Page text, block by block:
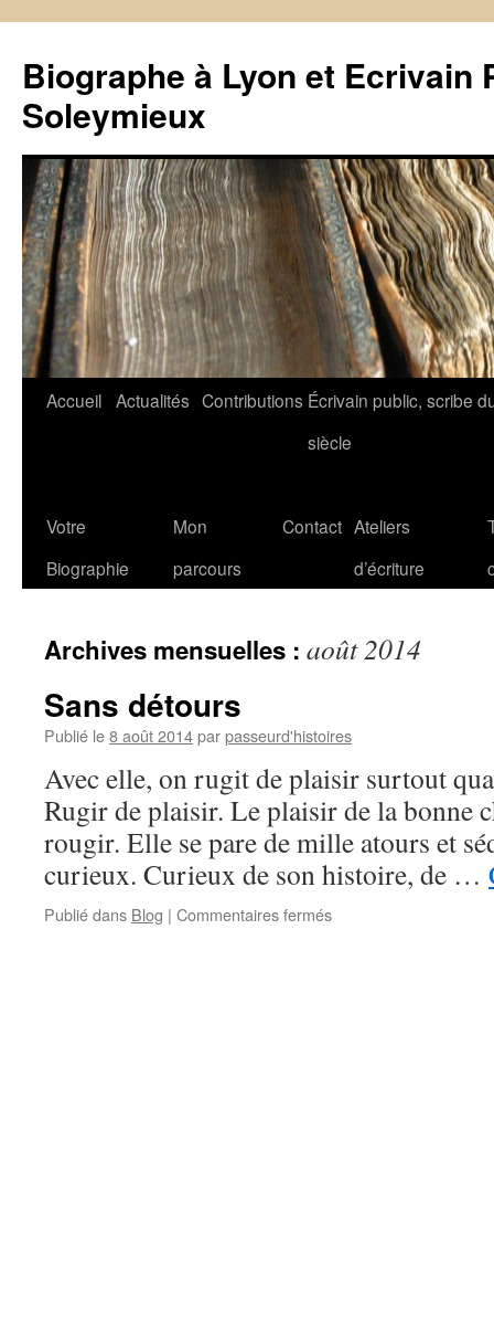
Biographe à Lyon et Ecrivain
Soleymieux
Aller
Accueil Actualités Contributions Écrivain public, scribe
siècle
Votre
Biographie
Mon
parcours
Contact Ateliers
d’écriture
Archives mensuelles : août 2014
Sans détours
Publié le8 août 2014parpasseurd'histoires
Avec elle, on rugit de plaisir surtout
Rugir de plaisir. Le plaisir de la bonne
rougir. Elle se pare de mille atours et
curieux. Curieux de son histoire, de …
Publié dans Blog | Commentaires ferméssur